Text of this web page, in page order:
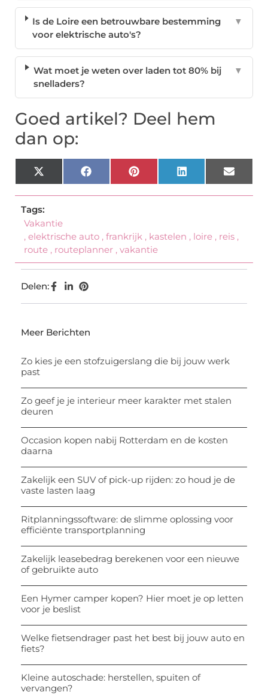
Is de Loire een betrouwbare bestemming
voor elektrische auto's?
▼
Wat moet je weten over laden tot 80% bij
snelladers?
▼
Goed artikel? Deel hem
dan op:
X
(Twitter)
FacebookPinterest LinkedIn Email
Tags:
Vakantie
, elektrische auto , frankrijk , kastelen , loire , reis ,
route , routeplanner , vakantie
Delen:
Meer Berichten
Zo kies je een stofzuigerslang die bij jouw werk
past
Zo geef je je interieur meer karakter met stalen
deuren
Occasion kopen nabij Rotterdam en de kosten
daarna
Zakelijk een SUV of pick-up rijden: zo houd je de
vaste lasten laag
Ritplanningssoftware: de slimme oplossing voor
efficiënte transportplanning
Zakelijk leasebedrag berekenen voor een nieuwe
of gebruikte auto
Een Hymer camper kopen? Hier moet je op letten
voor je beslist
Welke fietsendrager past het best bij jouw auto en
fiets?
Kleine autoschade: herstellen, spuiten of
vervangen?